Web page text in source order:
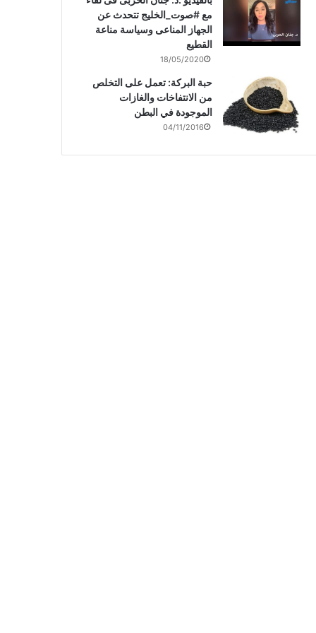
مع #صوت_الخليج تتحدث عن
الجهاز المناعى وسياسة مناعة
القطيع
18/05/2020
حبة البركة: تعمل على التخلص
من الانتفاخات والغازات
الموجودة في البطن
04/11/2016